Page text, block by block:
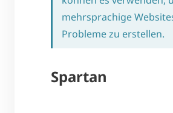
mehrsprachige
Probleme zu erstellen.
Spartan